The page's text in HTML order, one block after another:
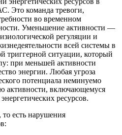
Это команда тревоги,
во временном
Уменьшение активности —
регуляции и
всей системы в
триггерной ситуации, который
при меньшей активности
энергии. Любая угроза
потенциала неминуемо
активности, включающемуся
ресурсов.
есть нарушения